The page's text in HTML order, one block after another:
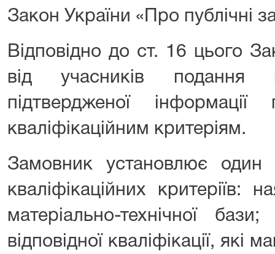
Закон України «Про публічні
Відповідно до ст. 16 цього
від учасників подання
підтвердженої інформації
кваліфікаційним критеріям.
Замовник установлює один
кваліфікаційних критеріїв:
матеріально-технічної бази;
відповідної кваліфікації, які